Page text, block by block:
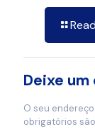
Deixe
O seu
obrigatórios